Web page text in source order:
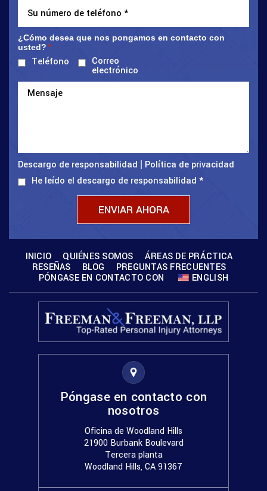
¿Cómo desea que nos pongamos en contacto con
usted? *
Teléfono Correo
electrónico
Descargo de responsabilidad
Política de privacidad
He leído el descargo de responsabilidad *
INICIO QUIÉNES SOMOS
ÁREAS DE PRÁCTICA
RESEÑAS
BLOG
PREGUNTAS FRECUENTES
PÓNGASE EN CONTACTO CON
ENGLISH
Póngase en contacto con
nosotros
Oficina de Woodland Hills
21900 Burbank Boulevard
Tercera planta
Woodland Hills, CA 91367